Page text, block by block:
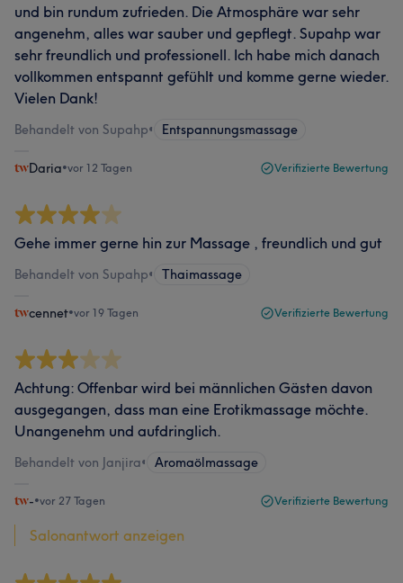
und bin rundum zufrieden. Die Atmosphäre war sehr
angenehm, alles war sauber und gepflegt. Supahp war
sehr freundlich und professionell. Ich habe mich danach
vollkommen entspannt gefühlt und komme gerne wieder.
Vielen Dank!
Behandelt von Supahp• Entspannungsmassage
Daria•vor 12 Tagen Verifizierte Bewertung
Gehe immer gerne hin zur Massage , freundlich und gut
Behandelt von Supahp• Thaimassage
cennet•vor 19 Tagen Verifizierte Bewertung
Achtung: Offenbar wird bei männlichen Gästen davon
ausgegangen, dass man eine Erotikmassage möchte.
Unangenehm und aufdringlich.
Behandelt von Janjira• Aromaölmassage
-•vor 27 Tagen Verifizierte Bewertung
Salonantwort anzeigen